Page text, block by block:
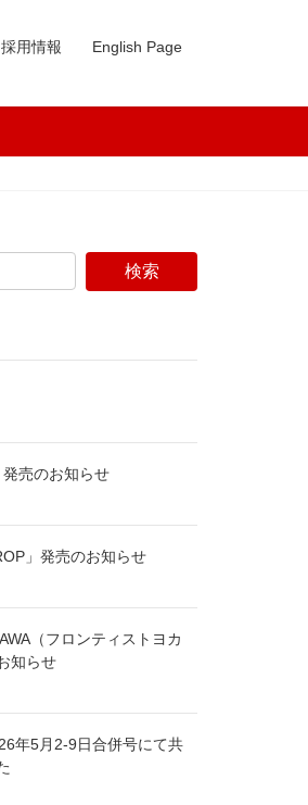
採用情報 English Page
売のお知らせ
」発売のお知らせ
（フロンティストヨカ
知らせ
年5月2-9日合併号にて共